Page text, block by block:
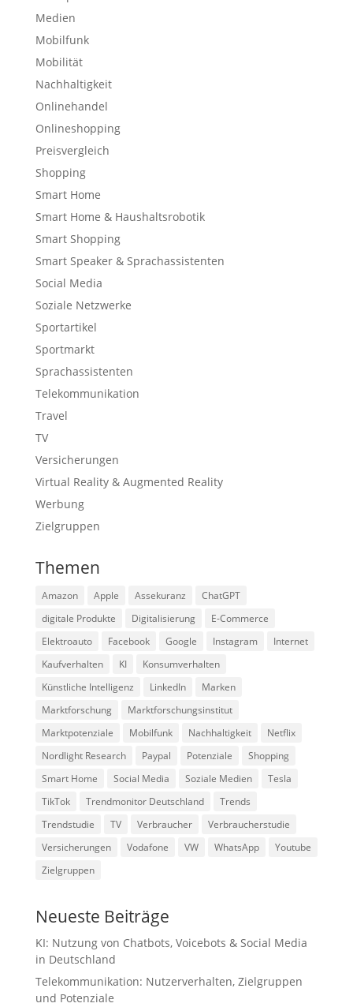
Medien
Mobilfunk
Mobilität
Nachhaltigkeit
Onlinehandel
Onlineshopping
Preisvergleich
Shopping
Smart Home
Smart Home & Haushaltsrobotik
Smart Shopping
Smart Speaker & Sprachassistenten
Social Media
Soziale Netzwerke
Sportartikel
Sportmarkt
Sprachassistenten
Telekommunikation
Travel
TV
Versicherungen
Virtual Reality & Augmented Reality
Werbung
Zielgruppen
Themen
Amazon Apple Assekuranz
ChatGPT
digitale Produkte
Digitalisierung
E-Commerce
Elektroauto
Facebook Google Instagram
Internet
Kaufverhalten
KI
Konsumverhalten
Künstliche Intelligenz
LinkedIn
Marken
Marktforschung
Marktforschungsinstitut
Marktpotenziale
Mobilfunk Nachhaltigkeit
Netflix
Nordlight Research
Paypal Potenziale
Shopping
Smart Home
Social Media Soziale Medien
Tesla
TikTok
Trendmonitor Deutschland
Trends
Trendstudie
TV Verbraucher
Verbraucherstudie
Versicherungen
Vodafone VW WhatsApp
Youtube
Zielgruppen
Neueste Beiträge
KI: Nutzung von Chatbots, Voicebots & Social Media
in Deutschland
Telekommunikation: Nutzerverhalten, Zielgruppen
und Potenziale